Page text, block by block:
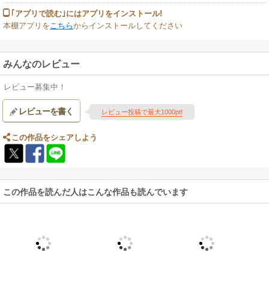
｢アプリで読む｣にはアプリをインストール!
本棚アプリを こちらからインストールしてください
みんなのレビュー
レビュー募集中！
レビューを書く レビュー投稿で最大1000pt!
この作品をシェアしよう
この作品を読んだ人はこんな作品も読んでいます